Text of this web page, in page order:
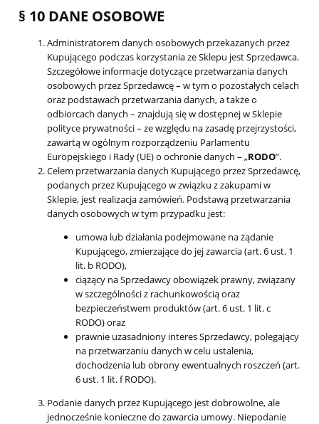
§ 10 DANE OSOBOWE
Administratorem danych osobowych przekazanych przez
Kupującego podczas korzystania ze Sklepu jest Sprzedawca.
Szczegółowe informacje dotyczące przetwarzania danych
osobowych przez Sprzedawcę – w tym o pozostałych celach
oraz podstawach przetwarzania danych, a także o
odbiorcach danych – znajdują się w dostępnej w Sklepie
polityce prywatności – ze względu na zasadę przejrzystości,
zawartą w ogólnym rozporządzeniu Parlamentu
Europejskiego i Rady (UE) o ochronie danych – „RODO”.
Celem przetwarzania danych Kupującego przez Sprzedawcę,
podanych przez Kupującego w związku z zakupami w
Sklepie, jest realizacja zamówień. Podstawą przetwarzania
danych osobowych w tym przypadku jest:
umowa lub działania podejmowane na żądanie
Kupującego, zmierzające do jej zawarcia (art. 6 ust. 1
lit. b RODO),
ciążący na Sprzedawcy obowiązek prawny, związany
w szczególności z rachunkowością oraz
bezpieczeństwem produktów (art. 6 ust. 1 lit. c
RODO) oraz
prawnie uzasadniony interes Sprzedawcy, polegający
na przetwarzaniu danych w celu ustalenia,
dochodzenia lub obrony ewentualnych roszczeń (art.
6 ust. 1 lit. f RODO).
Podanie danych przez Kupującego jest dobrowolne, ale
jednocześnie konieczne do zawarcia umowy. Niepodanie